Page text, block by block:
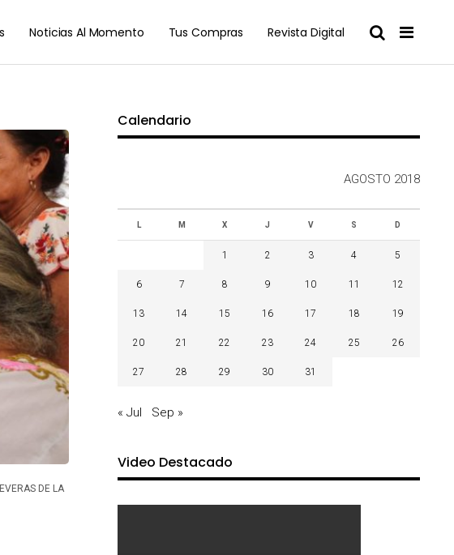
Noticias Al Momento Tus Compras Revista Digital
DE LA
Calendario
AGOSTO 2018
L M X J V S D
1 2 3 4 5
6 7 8 9 10 11 12
13 14 15 16 17 18 19
20 21 22 23 24 25 26
27 28 29 30 31
« Jul Sep »
Video Destacado